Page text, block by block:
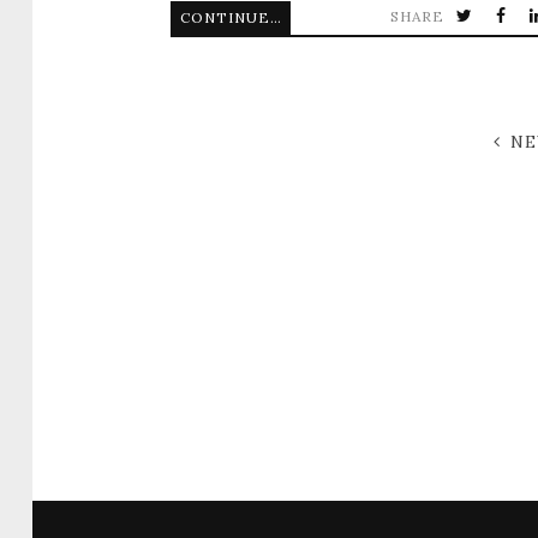
CONTINUE READING SHARE